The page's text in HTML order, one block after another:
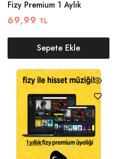
Fizy Premium 1 Aylık
69,99 TL
Sepete Ekle